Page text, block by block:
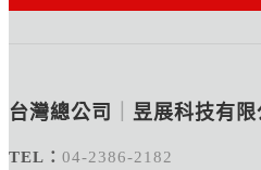
台灣總公司 昱展科技有限
TEL： 04-2386-2182